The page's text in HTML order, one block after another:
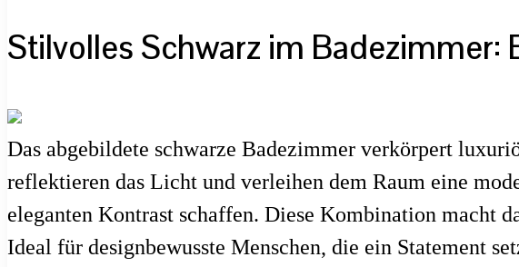
Stilvolles Schwarz im Badezimmer:
Das abgebildete schwarze Badezimmer verkörpert
reflektieren das Licht und verleihen dem Raum eine
eleganten Kontrast schaffen. Diese Kombination macht
Ideal für designbewusste Menschen, die ein Statement